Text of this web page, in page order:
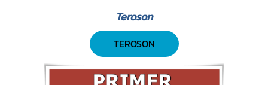
Teroson
TEROSON